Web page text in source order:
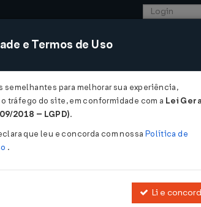
SISTEMAS COMÉRCIO EXTERIOR
de Pagamento de Impostos e
e Termos de Uso
para melhorar sua experiência,
tráfego do site, em conformidade com a Lei
2018 – LGPD).
que leu e concorda com nossa Política de
.
Li e